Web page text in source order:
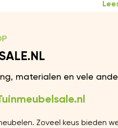
materialen en vele
Zoveel keus bieden